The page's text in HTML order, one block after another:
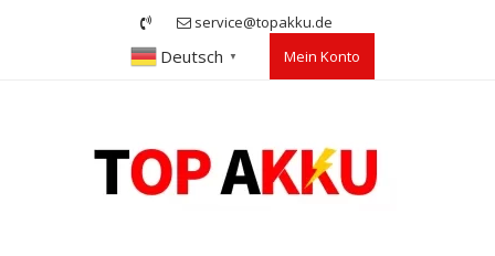
service@topakku.de
Deutsch ▼ Mein Konto